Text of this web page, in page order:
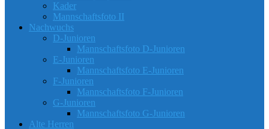
Kader
Mannschaftsfoto II
Nachwuchs
D-Junioren
Mannschaftsfoto D-Junioren
E-Junioren
Mannschaftsfoto E-Junioren
F-Junioren
Mannschaftsfoto F-Junioren
G-Junioren
Mannschaftsfoto G-Junioren
Alte Herren